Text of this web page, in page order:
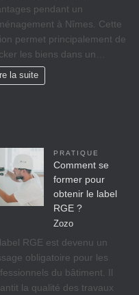
pendant un
à Nîmes. Cette
permet principalement de
les biens dans un…
la suite
PRATIQUE
Comment se
former pour
obtenir le label
RGE ?
Zozo
RGE est devenu un
obligatoire pour les
du bâtiment. Il
la qualité des travaux